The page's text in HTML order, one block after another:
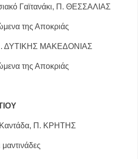
Γαϊτανάκι, Π. ΘΕΣΣΑΛΙΑΣ
της Αποκριάς
ΔΥΤΙΚΗΣ ΜΑΚΕΔΟΝΙΑΣ
της Αποκριάς
Καντάδα, Π. ΚΡΗΤΗΣ
μαντινάδες